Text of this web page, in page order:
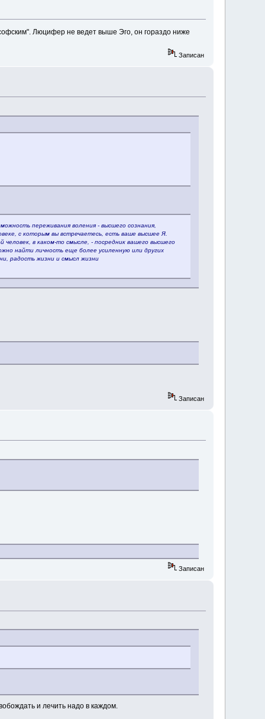
Люцифер не ведет выше Эго, он гораздо ниже
Записан
переживания воления - высшего сознания,
с которым вы встречаетесь, есть ваше высшее Я.
в каком-то смысле, - посредник вашего высшего
найти личность еще более усиленную или других
радость жизни и смысл жизни
Записан
Записан
и лечить надо в каждом.